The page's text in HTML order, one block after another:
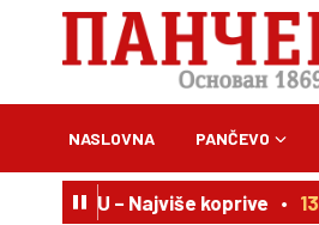
NASLOVNA PANČEVO
– Najviše koprive 13:01